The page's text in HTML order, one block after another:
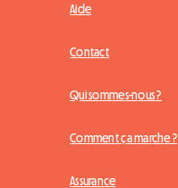
Aide
Contact
Qui sommes-nous ?
Comment ça marche ?
Assurance